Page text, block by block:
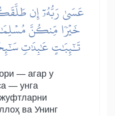
عَسَىٰ رَبُّهُۥٓ إِن
خَيۡرٗا مِّنكُنَّ
تَٰٓئِبَٰتٍ عَٰبِدَٰتٖ
— агар у
— унга
ва Унинг